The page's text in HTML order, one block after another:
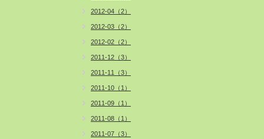
2012-04（2）
2012-03（2）
2012-02（2）
2011-12（3）
2011-11（3）
2011-10（1）
2011-09（1）
2011-08（1）
2011-07（3）